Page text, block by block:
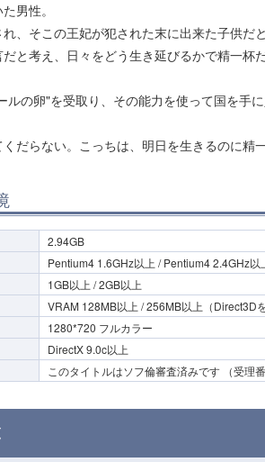
男性。
、そこの王妃が犯された末に出来た子供だ
と考え、日々をどう生き延びるかで精一杯
ルの卵"を受取り、その能力を使って国を手
くだらない。こっちは、明日を生きるのに精
2.94GB
Pentium4 1.6GHz以上 / Pentium4 2.4GHz以
1GB以上 / 2GB以上
VRAM 128MB以上 / 256MB以上（Direct3D
1280*720 フルカラー
DirectX 9.0c以上
このタイトルはソフ倫審査済みです （受理